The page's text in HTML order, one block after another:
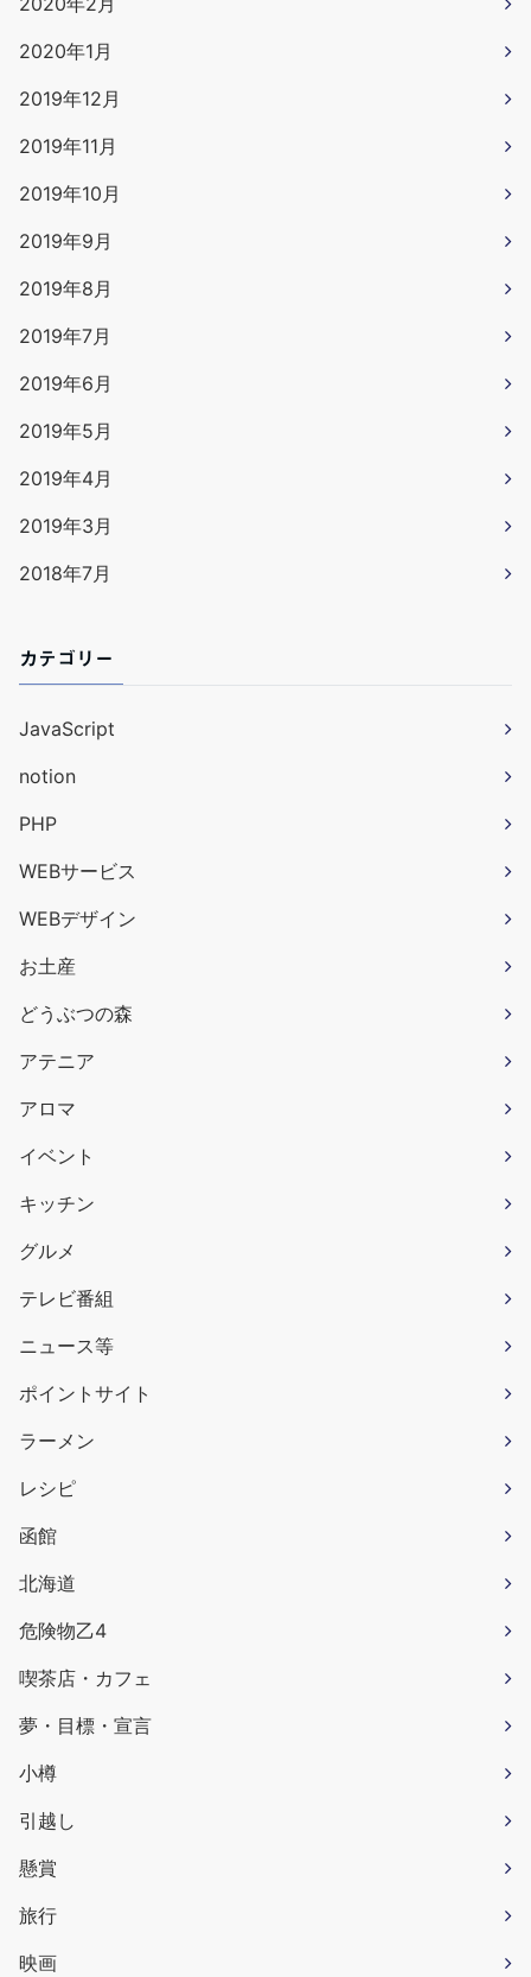
2020年1月
2019年12月
2019年11月
2019年10月
2019年9月
2019年8月
2019年7月
2019年6月
2019年5月
2019年4月
2019年3月
2018年7月
カテゴリー
JavaScript
notion
PHP
WEBサービス
WEBデザイン
お土産
どうぶつの森
アテニア
アロマ
イベント
キッチン
グルメ
テレビ番組
ニュース等
ポイントサイト
ラーメン
レシピ
函館
北海道
危険物乙4
喫茶店・カフェ
夢・目標・宣言
小樽
引越し
懸賞
旅行
映画